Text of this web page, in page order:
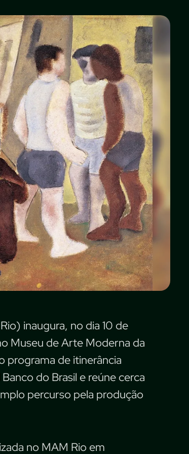
inaugura, no dia 10 de
Museu de Arte Moderna da
programa de itinerância
do Brasil e reúne cerca
percurso pela produção
no MAM Rio em